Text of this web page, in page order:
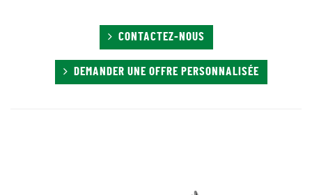
CONTACTEZ-NOUS
DEMANDER UNE OFFRE PERSONNALISÉE